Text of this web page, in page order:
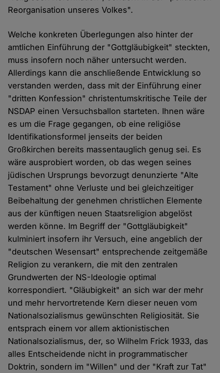
Reorganisation unseres Volkes".
Welche konkreten Überlegungen also hinter der
amtlichen Einführung der "Gottgläubigkeit" steckten,
muss insofern noch näher untersucht werden.
Allerdings kann die anschließende Entwicklung so
verstanden werden, dass mit der Einführung einer
"dritten Konfession" christentumskritische Teile der
NSDAP einen Versuchsballon starteten. Ihnen wäre
es um die Frage gegangen, ob eine religiöse
Identifikationsformel jenseits der beiden
Großkirchen bereits massentauglich genug sei. Es
wäre ausprobiert worden, ob das wegen seines
jüdischen Ursprungs bevorzugt denunzierte "Alte
Testament" ohne Verluste und bei gleichzeitiger
Beibehaltung der genehmen christlichen Elemente
aus der künftigen neuen Staatsreligion abgelöst
werden könne. Im Begriff der "Gottgläubigkeit"
kulminiert insofern ihr Versuch, eine angeblich der
"deutschen Wesensart" entsprechende zeitgemäße
Religion zu verankern, die mit den zentralen
Grundwerten der NS-Ideologie optimal
korrespondiert. "Gläubigkeit" an sich war der mehr
und mehr hervortretende Kern dieser neuen vom
Nationalsozialismus gewünschten Religiosität. Sie
entsprach einem vor allem aktionistischen
Nationalsozialismus, der, so Wilhelm Frick 1933, das
alles Entscheidende nicht in programmatischer
Doktrin, sondern im "Willen" und der "Kraft zur Tat"